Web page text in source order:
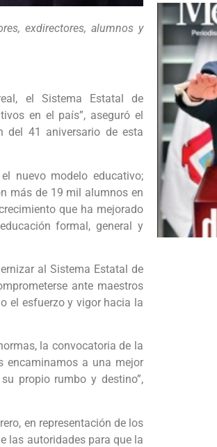
exdirectores, alumnos y
el Sistema Estatal de
en el país”, aseguró el
del 41 aniversario de esta
nuevo modelo educativo;
más de 19 mil alumnos en
que ha mejorado
formal, general y
al Sistema Estatal de
ante maestros
el esfuerzo y vigor hacia la
la convocatoria de la
encaminamos a una mejor
propio rumbo y destino”,
en representación de los
las autoridades para que la